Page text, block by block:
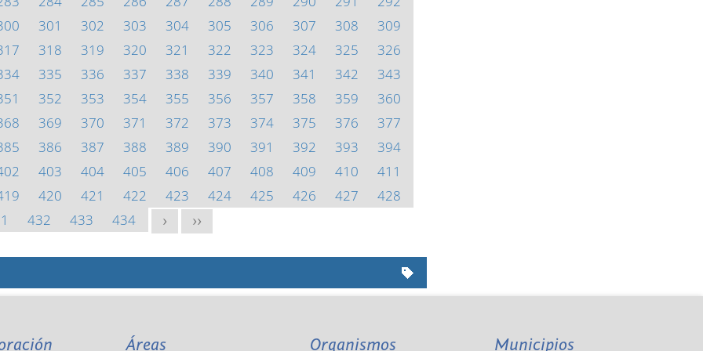
301 302 303 304 305 306 307 308
309
318 319 320 321 322 323 324 325
326
335 336 337 338 339 340 341 342
343
352 353 354 355 356 357 358 359
360
369 370 371 372 373 374 375 376
377
386 387 388 389 390 391 392 393
394
403 404 405 406 407 408 409 410
411
420 421 422 423 424 425 426 427
428
432 433 434 > >>
Áreas Organismos Municipios